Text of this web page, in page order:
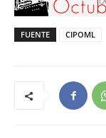
FUENTE CIPOML